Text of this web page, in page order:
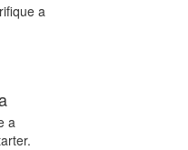
a
a